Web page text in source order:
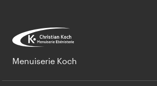
Menuiserie Koch